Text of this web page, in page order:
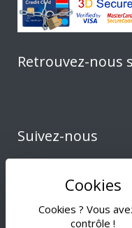
Cookies ? Vous
contrôle !
Retrouvez-nous
Suivez-nous